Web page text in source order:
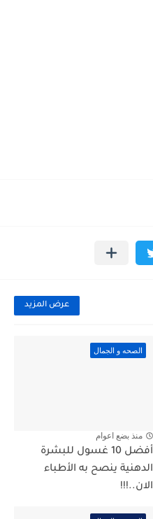
عرض المزيد
الصحه و الجمال
منذ بضع اعوام
أفضل 10 غسول للبشرة
الدهنية ينصح به الأطباء
الان..!!!